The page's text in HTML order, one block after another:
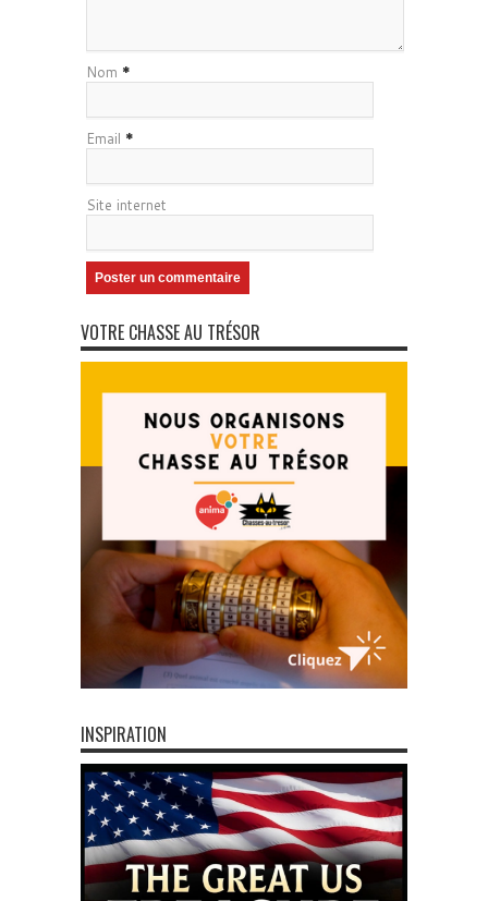
Nom *
Email *
Site internet
VOTRE CHASSE AU TRÉSOR
INSPIRATION